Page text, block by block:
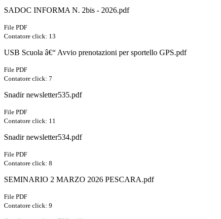
SADOC INFORMA N. 2bis - 2026.pdf
File PDF
Contatore click: 13
USB Scuola â€“ Avvio prenotazioni per sportello GPS.pdf
File PDF
Contatore click: 7
Snadir newsletter535.pdf
File PDF
Contatore click: 11
Snadir newsletter534.pdf
File PDF
Contatore click: 8
SEMINARIO 2 MARZO 2026 PESCARA.pdf
File PDF
Contatore click: 9